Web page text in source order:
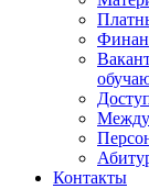
Контакты